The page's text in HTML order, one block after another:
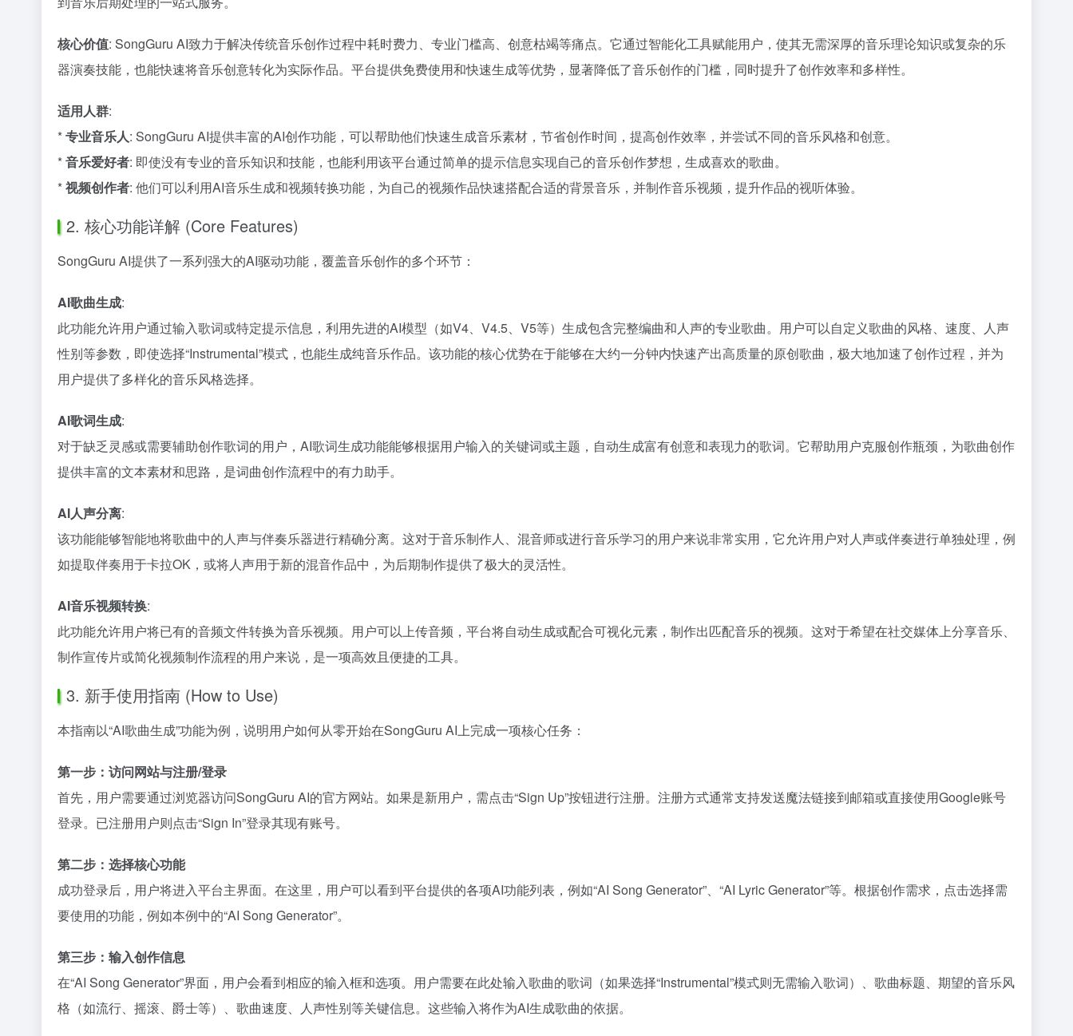
核心价值: SongGuru AI致力于解决传统音乐创作过程中耗时费力、专业门槛高、创意枯竭等痛点。它通过智能化工具赋能用户，使其无需深厚的音乐理论知识或复杂的乐
器演奏技能，也能快速将音乐创意转化为实际作品。平台提供免费使用和快速生成等优势，显著降低了音乐创作的门槛，同时提升了创作效率和多样性。
适用人群:
*专业音乐人: SongGuru AI提供丰富的AI创作功能，可以帮助他们快速生成音乐素材，节省创作时间，提高创作效率，并尝试不同的音乐风格和创意。
*音乐爱好者: 即使没有专业的音乐知识和技能，也能利用该平台通过简单的提示信息实现自己的音乐创作梦想，生成喜欢的歌曲。
*视频创作者: 他们可以利用AI音乐生成和视频转换功能，为自己的视频作品快速搭配合适的背景音乐，并制作音乐视频，提升作品的视听体验。
2. 核心功能详解 (Core Features)
SongGuru AI提供了一系列强大的AI驱动功能，覆盖音乐创作的多个环节：
AI歌曲生成:
此功能允许用户通过输入歌词或特定提示信息，利用先进的AI模型（如V4、V4.5、V5等）生成包含完整编曲和人声的专业歌曲。用户可以自定义歌曲的风格、速度、人声
性别等参数，即使选择“Instrumental”模式，也能生成纯音乐作品。该功能的核心优势在于能够在大约一分钟内快速产出高质量的原创歌曲，极大地加速了创作过程，并为
用户提供了多样化的音乐风格选择。
AI歌词生成:
对于缺乏灵感或需要辅助创作歌词的用户，AI歌词生成功能能够根据用户输入的关键词或主题，自动生成富有创意和表现力的歌词。它帮助用户克服创作瓶颈，为歌曲创作
提供丰富的文本素材和思路，是词曲创作流程中的有力助手。
AI人声分离:
该功能能够智能地将歌曲中的人声与伴奏乐器进行精确分离。这对于音乐制作人、混音师或进行音乐学习的用户来说非常实用，它允许用户对人声或伴奏进行单独处理，例
如提取伴奏用于卡拉OK，或将人声用于新的混音作品中，为后期制作提供了极大的灵活性。
AI音乐视频转换:
此功能允许用户将已有的音频文件转换为音乐视频。用户可以上传音频，平台将自动生成或配合可视化元素，制作出匹配音乐的视频。这对于希望在社交媒体上分享音乐、
制作宣传片或简化视频制作流程的用户来说，是一项高效且便捷的工具。
3. 新手使用指南 (How to Use)
本指南以“AI歌曲生成”功能为例，说明用户如何从零开始在SongGuru AI上完成一项核心任务：
第一步：访问网站与注册/登录
首先，用户需要通过浏览器访问SongGuru AI的官方网站。如果是新用户，需点击“Sign Up”按钮进行注册。注册方式通常支持发送魔法链接到邮箱或直接使用Google账号
登录。已注册用户则点击“Sign In”登录其现有账号。
第二步：选择核心功能
成功登录后，用户将进入平台主界面。在这里，用户可以看到平台提供的各项AI功能列表，例如“AI Song Generator”、“AI Lyric Generator”等。根据创作需求，点击选择需
要使用的功能，例如本例中的“AI Song Generator”。
第三步：输入创作信息
在“AI Song Generator”界面，用户会看到相应的输入框和选项。用户需要在此处输入歌曲的歌词（如果选择“Instrumental”模式则无需输入歌词）、歌曲标题、期望的音乐风
格（如流行、摇滚、爵士等）、歌曲速度、人声性别等关键信息。这些输入将作为AI生成歌曲的依据。